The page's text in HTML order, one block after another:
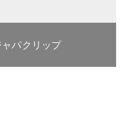
パクリップ